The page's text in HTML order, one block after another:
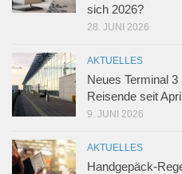
sich 2026?
28. JUNI 2026
AKTUELLES
Neues Terminal
Reisende seit
9. JUNI 2026
AKTUELLES
Handgepäck-